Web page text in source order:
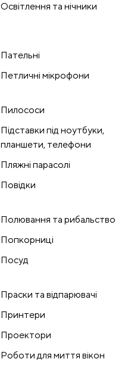
Освітлення та нічники
Пательні
Петличні мікрофони
Пилососи
Підставки під ноутбуки,
планшети, телефони
Пляжні парасолі
Повідки
Полювання та рибальство
Попкорниці
Посуд
Праски та відпарювачі
Принтери
Проектори
Роботи для миття вікон